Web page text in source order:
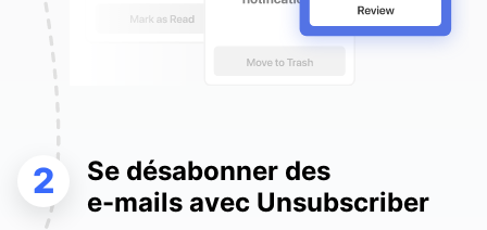
Se désabonner des
e-mails avec Unsubscriber
2